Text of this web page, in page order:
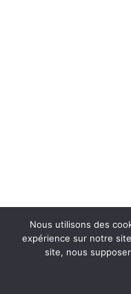
Nous utilisons des
expérience sur notre
site, nous